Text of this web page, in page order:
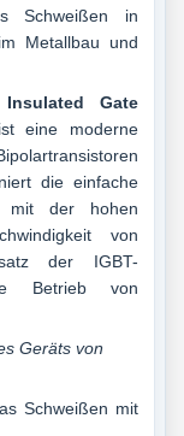
Schweißen in
Metallbau und
Gate
ist eine moderne
die einfache
mit der hohen
von
der IGBT-
Betrieb von
Geräts von
Schweißen mit